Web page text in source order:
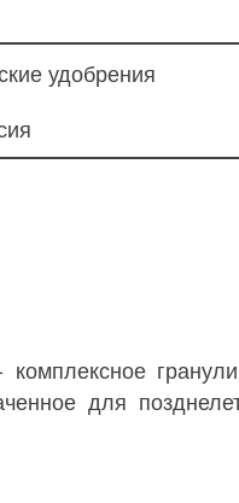
удобрения
для